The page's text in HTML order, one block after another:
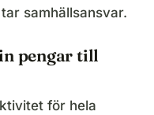
samhällsansvar.
pengar till
för hela